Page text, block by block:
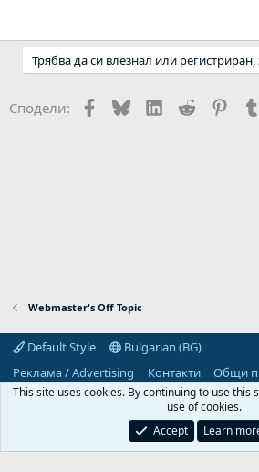
Трябва да си влезнал или
Сподели: Facebook
BlueskyLinkedIn
Reddit
Webmaster's Off Topic
Default Style
Bulgarian (BG)
Реклама / Advertising
Контакти
Общи
Декларация за поверителност
Помощ
Predpriemach.com © 2006-2026. Hosting by:
This site uses cookies. By continuing to use this
use of cookies.
Accept
Learn